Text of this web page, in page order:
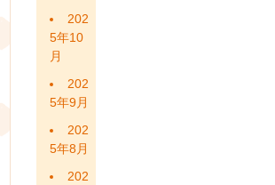
202
5年10
月
202
5年9月
202
5年8月
202